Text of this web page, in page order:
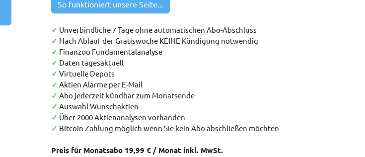
So funktioniert unsere Seite...
✓ Unverbindliche 7 Tage ohne automatischen Abo-Abschluss
✓ Nach Ablauf der Gratiswoche KEINE Kündigung notwendig
✓ Finanzoo Fundamentalanalyse
✓ Daten tagesaktuell
✓ Virtuelle Depots
✓ Aktien Alarme per E-Mail
✓ Abo jederzeit kündbar zum Monatsende
✓ Auswahl Wunschaktien
✓ Über 2000 Aktienanalysen vorhanden
✓ Bitcoin Zahlung möglich wenn Sie kein Abo abschließen möchten
Preis für Monatsabo 19,99 € / Monat inkl. MwSt.